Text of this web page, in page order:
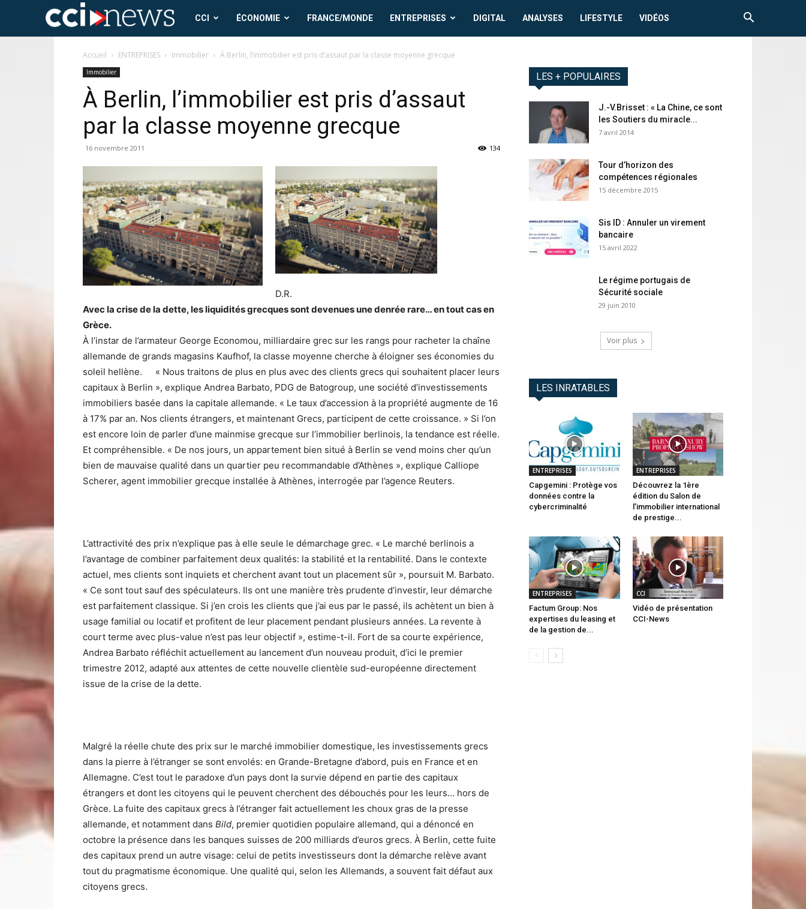
CCI
News
CCI ÉCONOMIE FRANCE/MONDE ENTREPRISES DIGITAL ANALYSES LIFESTYLE VIDÉOS
Accueil ENTREPRISES Immobilier À Berlin, l’immobilier est pris d’assaut par la classe moyenne grecque
Immobilier
À Berlin, l’immobilier est pris d’assaut
par la classe moyenne grecque
16 novembre 2011 134
D.R.
Avec la crise de la dette, les liquidités grecques sont devenues une denrée rare… en tout cas en
Grèce.
À l’instar de l’armateur George Economou, milliardaire grec sur les rangs pour racheter la chaîne
allemande de grands magasins Kaufhof, la classe moyenne cherche à éloigner ses économies du
soleil hellène. « Nous traitons de plus en plus avec des clients grecs qui souhaitent placer leurs
capitaux à Berlin », explique Andrea Barbato, PDG de Batogroup, une société d’investissements
immobiliers basée dans la capitale allemande. « Le taux d’accession à la propriété augmente de 16
à 17% par an. Nos clients étrangers, et maintenant Grecs, participent de cette croissance. » Si l’on
est encore loin de parler d’une mainmise grecque sur l’immobilier berlinois, la tendance est réelle.
Et compréhensible. « De nos jours, un appartement bien situé à Berlin se vend moins cher qu’un
bien de mauvaise qualité dans un quartier peu recommandable d’Athènes », explique Calliope
Scherer, agent immobilier grecque installée à Athènes, interrogée par l’agence Reuters.
L’attractivité des prix n’explique pas à elle seule le démarchage grec. « Le marché berlinois a
l’avantage de combiner parfaitement deux qualités: la stabilité et la rentabilité. Dans le contexte
actuel, mes clients sont inquiets et cherchent avant tout un placement sûr », poursuit M. Barbato.
« Ce sont tout sauf des spéculateurs. Ils ont une manière très prudente d’investir, leur démarche
est parfaitement classique. Si j’en crois les clients que j’ai eus par le passé, ils achètent un bien à
usage familial ou locatif et profitent de leur placement pendant plusieurs années. La revente à
court terme avec plus-value n’est pas leur objectif », estime-t-il. Fort de sa courte expérience,
Andrea Barbato réfléchit actuellement au lancement d’un nouveau produit, d’ici le premier
trimestre 2012, adapté aux attentes de cette nouvelle clientèle sud-européenne directement
issue de la crise de la dette.
Malgré la réelle chute des prix sur le marché immobilier domestique, les investissements grecs
dans la pierre à l’étranger se sont envolés: en Grande-Bretagne d’abord, puis en France et en
Allemagne. C’est tout le paradoxe d’un pays dont la survie dépend en partie des capitaux
étrangers et dont les citoyens qui le peuvent cherchent des débouchés pour les leurs… hors de
Grèce. La fuite des capitaux grecs à l’étranger fait actuellement les choux gras de la presse
allemande, et notamment dans Bild, premier quotidien populaire allemand, qui a dénoncé en
octobre la présence dans les banques suisses de 200 milliards d’euros grecs. À Berlin, cette fuite
des capitaux prend un autre visage: celui de petits investisseurs dont la démarche relève avant
tout du pragmatisme économique. Une qualité qui, selon les Allemands, a souvent fait défaut aux
citoyens grecs.
LES + POPULAIRES
J.-V.Brisset : « La Chine, ce sont
les Soutiers du miracle...
7 avril 2014
Tour d’horizon des
compétences régionales
15 décembre 2015
Sis ID : Annuler un virement
bancaire
15 avril 2022
Le régime portugais de
Sécurité sociale
29 juin 2010
Voir plus
LES INRATABLES
ENTREPRISES
Capgemini : Protège vos
données contre la
cybercriminalité
ENTREPRISES
Découvrez la 1ère
édition du Salon de
l’immobilier international
de prestige...
ENTREPRISES
Factum Group: Nos
expertises du leasing et
de la gestion de...
CCI
Vidéo de présentation
CCI-News